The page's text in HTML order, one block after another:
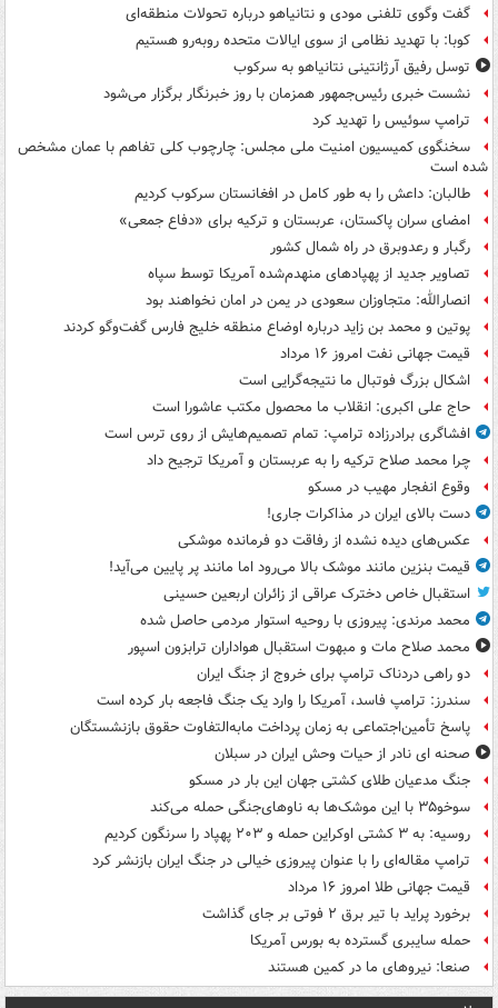
گفت وگوی تلفنی مودی و نتانیاهو درباره تحولات منطقه‌ای
کوبا: با تهدید نظامی از سوی ایالات متحده روبه‌رو هستیم
توسل رفیق آرژانتینی نتانیاهو به سرکوب
نشست خبری رئیس‌جمهور همزمان با روز خبرنگار برگزار می‌شود
ترامپ سوئیس را تهدید کرد
سخنگوی کمیسیون امنیت ملی مجلس: چارچوب کلی تفاهم با عمان مشخص
شده است
طالبان: داعش را به طور کامل در افغانستان سرکوب کردیم
امضای سران پاکستان، عربستان و ترکیه برای «دفاع جمعی»
رگبار و رعدوبرق در راه شمال کشور
تصاویر جدید از پهپادهای منهدم‌شده آمریکا توسط سپاه
انصارالله: متجاوزان سعودی در یمن در امان نخواهند بود
پوتین و محمد بن زاید درباره اوضاع منطقه خلیج فارس گفت‌وگو کردند
قیمت جهانی نفت امروز ۱۶ مرداد
اشکال بزرگ فوتبال ما نتیجه‌گرایی است
حاج علی اکبری: انقلاب ما محصول مکتب عاشورا است
افشاگری برادرزاده ترامپ: تمام تصمیم‌هایش از روی ترس است
چرا محمد صلاح ترکیه را به عربستان و آمریکا ترجیح داد
وقوع انفجار مهیب در مسکو
دست بالای ایران در مذاکرات جاری!
عکس‌های دیده نشده از رفاقت دو فرمانده‌ موشکی
قیمت بنزین مانند موشک بالا می‌رود اما مانند پر پایین می‌آید!
استقبال خاص دخترک عراقی از زائران اربعین حسینی
محمد مرندی: پیروزی با روحیه استوار مردمی حاصل شده
محمد صلاح مات و مبهوت استقبال هواداران ترابزون اسپور
دو راهی دردناک ترامپ برای خروج از جنگ ایران
سندرز: ترامپ فاسد، آمریکا را وارد یک جنگ فاجعه بار کرده است
پاسخ تأمین‌اجتماعی به زمان پرداخت مابه‌التفاوت حقوق بازنشستگان
صحنه ای نادر از حیات وحش ایران در سبلان
جنگ مدعیان طلای کشتی جهان این بار در مسکو
سوخو۳۵ با این موشک‌ها به ناوهای‌جنگی حمله می‌کند
روسیه: به ۳ کشتی اوکراین حمله و ۲۰۳ پهپاد را سرنگون کردیم
ترامپ مقاله‌ای را با عنوان پیروزی خیالی در جنگ ایران بازنشر کرد
قیمت جهانی طلا امروز ۱۶ مرداد
برخورد پراید با تیر برق ۲ فوتی بر جای گذاشت
حمله سایبری گسترده به بورس آمریکا
صنعا: نیروهای ما در کمین‌ هستند